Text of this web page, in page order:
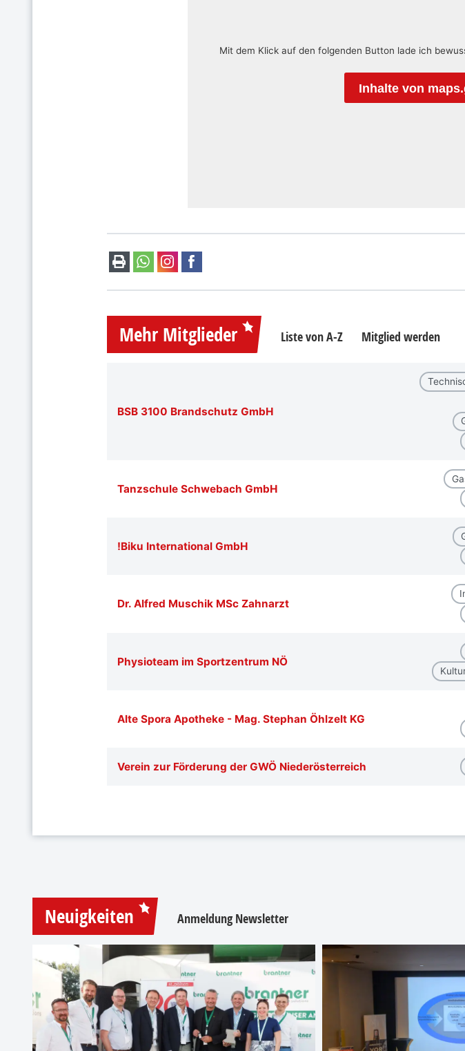
Mit dem Klick auf den folgenden Button lade ich
Inhalte von
Mehr Mitglieder Liste von A-Z Mitglied werden
BSB 3100 Brandschutz GmbH
Tanzschule Schwebach GmbH
!Biku International GmbH
Dr. Alfred Muschik MSc Zahnarzt
Physioteam im Sportzentrum NÖ
Alte Spora Apotheke - Mag. Stephan Öhlzelt KG
Verein zur Förderung der GWÖ Niederösterreich
Neuigkeiten Anmeldung Newsletter